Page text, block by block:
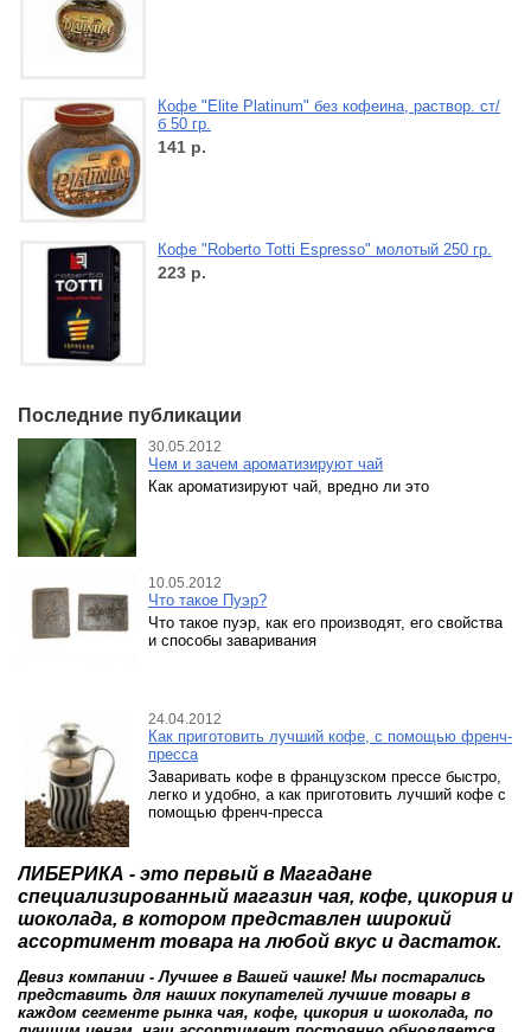
Кофе "Elite Platinum" без кофеина, раствор. ст/
б 50 гр.
141 р.
Кофе "Roberto Totti Espresso" молотый 250 гр.
223 р.
Последние публикации
30.05.2012
Чем и зачем ароматизируют чай
Как ароматизируют чай, вредно ли это
10.05.2012
Что такое Пуэр?
Что такое пуэр, как его производят, его свойства
и способы заваривания
24.04.2012
Как приготовить лучший кофе, с помощью френч-
пресса
Заваривать кофе в французском прессе быстро,
легко и удобно, а как приготовить лучший кофе с
помощью френч-пресса
ЛИБЕРИКА - это первый в Магадане
специализированный магазин чая, кофе, цикория и
шоколада, в котором представлен широкий
ассортимент товара на любой вкус и дастаток.
Девиз компании - Лучшее в Вашей чашке! Мы постарались
представить для наших покупателей лучшие товары в
каждом сегменте рынка чая, кофе, цикория и шоколада, по